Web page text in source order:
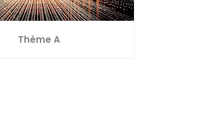
Thème A